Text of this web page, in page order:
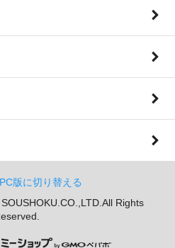
PC版に切り替える
Rights